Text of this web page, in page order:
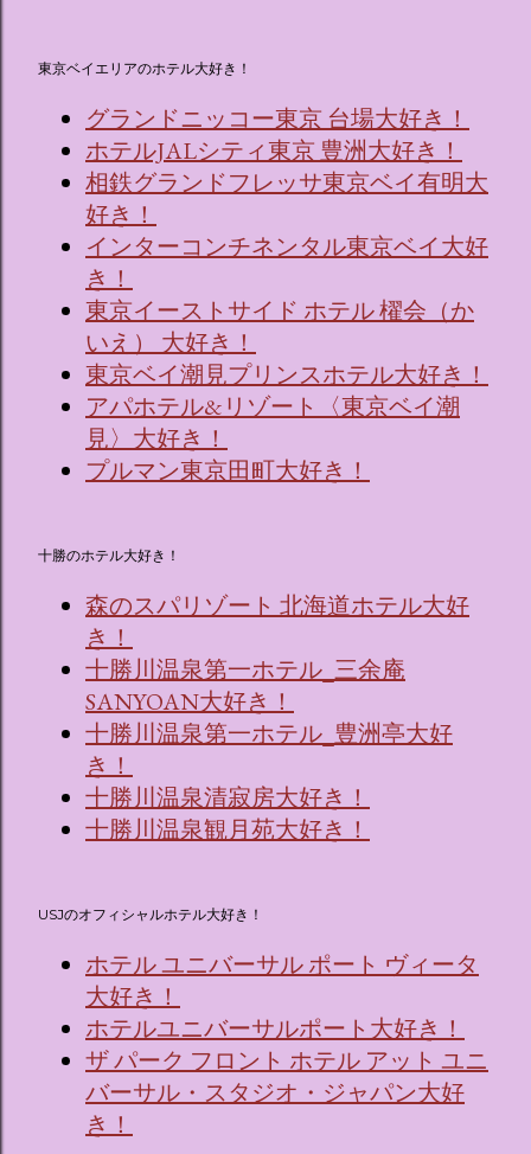
東京ベイエリアのホテル大好き！
グランドニッコー東京 台場大好き！
ホテルJALシティ東京 豊洲大好き！
相鉄グランドフレッサ東京ベイ有明大
好き！
インターコンチネンタル東京ベイ大好
き！
東京イーストサイド ホテル 櫂会（か
いえ） 大好き！
東京ベイ潮見プリンスホテル大好き！
アパホテル&リゾート〈東京ベイ潮
見〉大好き！
プルマン東京田町大好き！
十勝のホテル大好き！
森のスパリゾート 北海道ホテル大好
き！
十勝川温泉第一ホテル_三余庵
SANYOAN大好き！
十勝川温泉第一ホテル_豊洲亭大好
き！
十勝川温泉清寂房大好き！
十勝川温泉観月苑大好き！
USJのオフィシャルホテル大好き！
ホテル ユニバーサル ポート ヴィータ
大好き！
ホテルユニバーサルポート大好き！
ザ パーク フロント ホテル アット ユニ
バーサル・スタジオ・ジャパン大好
き！